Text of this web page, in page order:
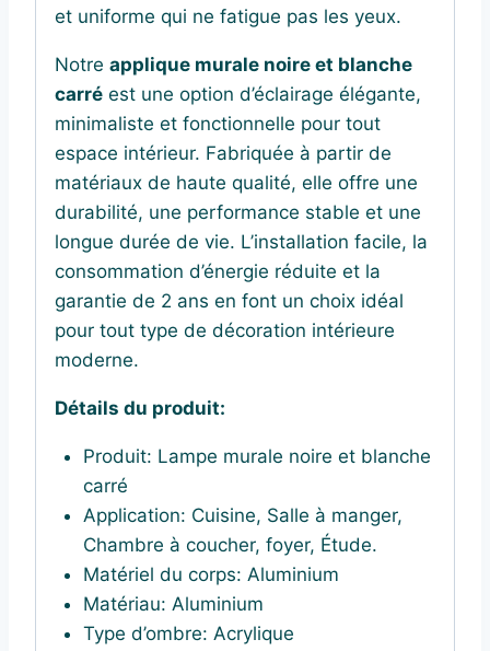
et uniforme qui ne fatigue pas les yeux.
Notre applique murale noire et blanche
carré est une option d’éclairage élégante,
minimaliste et fonctionnelle pour tout
espace intérieur. Fabriquée à partir de
matériaux de haute qualité, elle offre une
durabilité, une performance stable et une
longue durée de vie. L’installation facile, la
consommation d’énergie réduite et la
garantie de 2 ans en font un choix idéal
pour tout type de décoration intérieure
moderne.
Détails du produit:
Produit: Lampe murale noire et blanche
carré
Application: Cuisine, Salle à manger,
Chambre à coucher, foyer, Étude.
Matériel du corps: Aluminium
Matériau: Aluminium
Type d’ombre: Acrylique